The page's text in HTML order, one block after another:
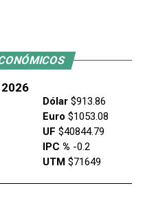
Dólar$913.86
Euro $1053.08
UF $40844.79
IPC % -0.2
UTM $71649